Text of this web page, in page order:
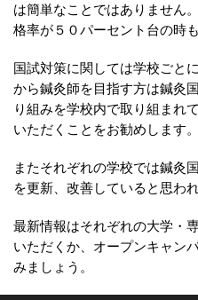
は簡単なことではありません
格率が５０パーセント台の時
国試対策に関しては学校ごと
から鍼灸師を目指す方は鍼灸
り組みを学校内で取り組まれ
いただくことをお勧めします。
またそれぞれの学校では鍼灸
を更新、改善していると思われ
最新情報はそれぞれの大学・
いただくか、オープンキャン
みましょう。